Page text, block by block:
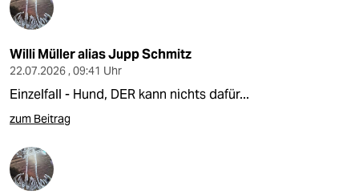
Willi Müller alias Jupp Schmitz
22.07.2026 , 09:41 Uhr
Einzelfall - Hund, DER kann nichts dafür...
zum Beitrag